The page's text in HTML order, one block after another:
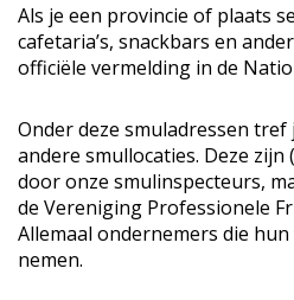
Als je een provincie of plaats
cafetaria’s, snackbars en
officiële vermelding in de
Onder deze smuladressen
andere smullocaties. Deze
door onze smulinspecteurs,
de Vereniging Professionele
Allemaal ondernemers die
nemen.